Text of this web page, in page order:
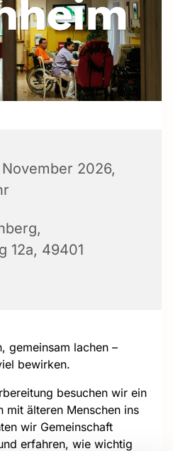
2026,
12a, 49401
gemeinsam lachen –
bewirken.
besuchen wir ein
mit älteren Menschen ins
wir Gemeinschaft
erfahren, wie wichtig